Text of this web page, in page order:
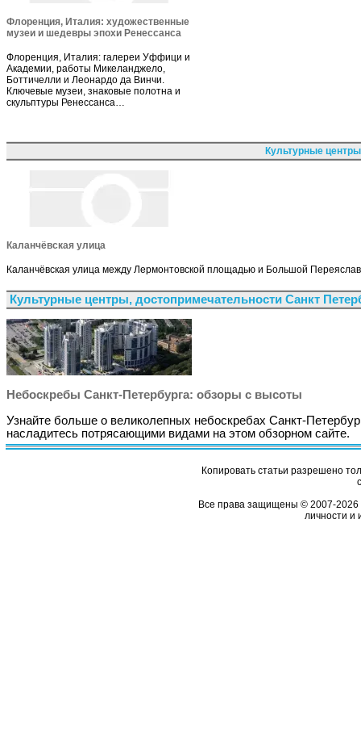
Флоренция, Италия: художественные
музеи и шедевры эпохи Ренессанса
Флоренция, Италия: галереи Уффици и
Академии, работы Микеланджело,
Боттичелли и Леонардо да Винчи.
Ключевые музеи, знаковые полотна и
скульптуры Ренессанса…
Культурные
Каланчёвская улица
Каланчёвская улица между Лермонтовской площадью и Большой
Культурные центры, достопримечательности Санкт
Небоскребы Санкт-Петербурга: обзоры с высоты
Узнайте больше о великолепных небоскребах Санкт-
насладитесь потрясающими видами на этом обзорном сайте.
Копировать статьи разрешено
Все права защищены © 2007-2026
личности и